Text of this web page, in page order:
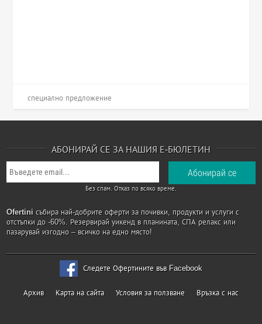
специално предложение
АБОНИРАЙ СЕ ЗА НАШИЯ Е-БЮЛЕТИН
Без спам. Отказ по всяко време.
Ofertini събира най-добрите оферти за почивки, продукти и услуги с
отстъпки до -60%. Резервирай уикенд в планината, СПА релакс или
пазарувай изгодно – всичко на едно място!
Следете Офертините във Facebook
Архив Карта на сайта Условия за ползване Връзка с нас